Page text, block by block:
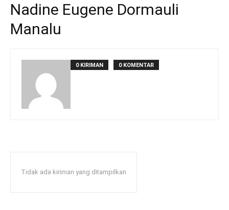
Nadine Eugene Dormauli
Manalu
0 KIRIMAN 0 KOMENTAR
Tidak ada kiriman yang ditampilkan